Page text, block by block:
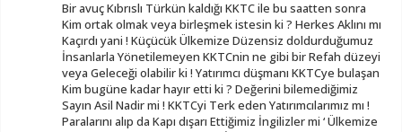
Bir avuç Kıbrıslı Türkün kaldığı KKTC ile bu saatten sonra
Kim ortak olmak veya birleşmek istesin ki ? Herkes Aklını mı
Kaçırdı yani ! Küçücük Ülkemize Düzensiz doldurduğumuz
İnsanlarla Yönetilemeyen KKTCnin ne gibi bir Refah düzeyi
veya Geleceği olabilir ki ! Yatırımcı düşmanı KKTCye bulaşan
Kim bugüne kadar hayır etti ki ? Değerini bilemediğimiz
Sayın Asil Nadir mi ! KKTCyi Terk eden Yatırımcılarımız mı !
Paralarını alıp da Kapı dışarı Ettiğimiz İngilizler mi ‘ Ülkemize